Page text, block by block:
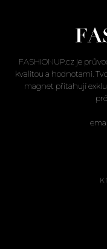
FASHIONUP.cz je
kvalitou a hodnotami.
magnet přitahují